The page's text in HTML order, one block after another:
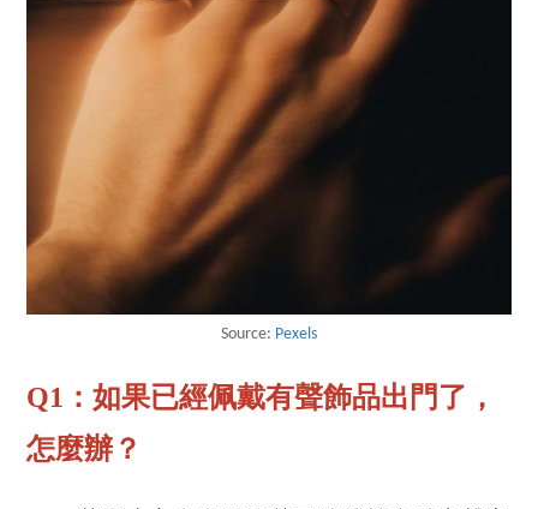
Source: Pexels
Q1：如果已經佩戴有聲飾品出門了，
怎麼辦？